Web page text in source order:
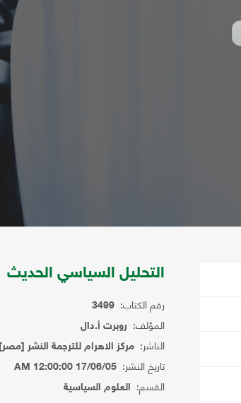
التحليل السياسي الحديث
رقم الكتاب: 3499
المؤلف: روبرت أ.دال
الناشر: مركز الاهرام للترجمة النشر [مصر]
تاريخ النشر: 17/06/05 12:00:00 AM
القسم: العلوم السياسية